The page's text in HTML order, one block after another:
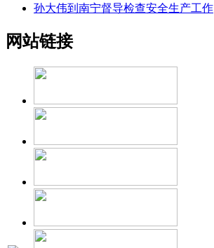
孙大伟到南宁督导检查安全生产工作
网站链接